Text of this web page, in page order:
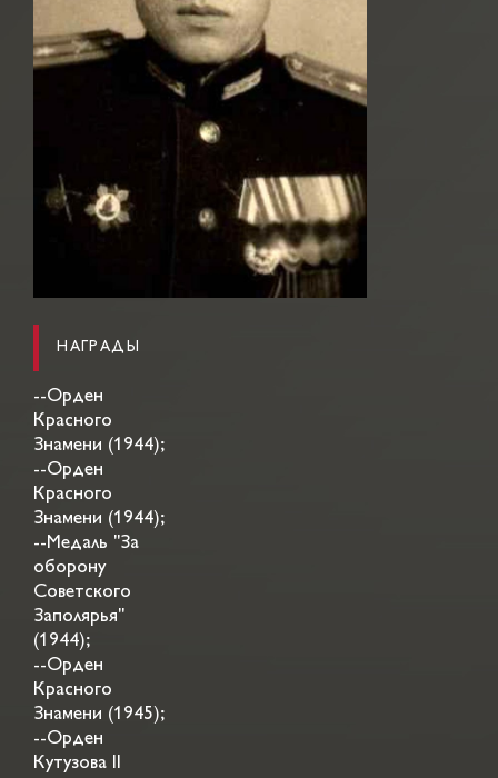
НАГРАДЫ
--Орден
Красного
Знамени (1944);
--Орден
Красного
Знамени (1944);
--Медаль "За
оборону
Советского
Заполярья"
(1944);
--Орден
Красного
Знамени (1945);
--Орден
Кутузова II